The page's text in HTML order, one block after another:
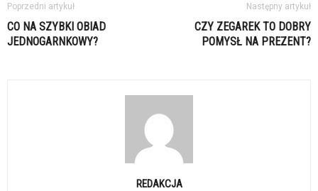
Poprzedni artykuł
CO NA SZYBKI OBIAD
JEDNOGARNKOWY?
Następny artykuł
CZY ZEGAREK TO DOBRY
POMYSŁ NA PREZENT?
REDAKCJA